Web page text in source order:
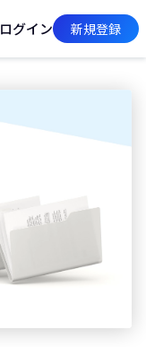
ログイン 新規登録